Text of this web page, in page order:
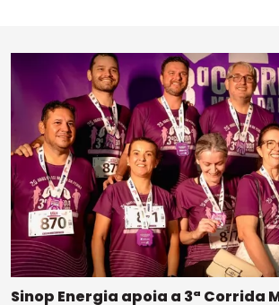
Sinop Energia apoia a 3ª Corrida